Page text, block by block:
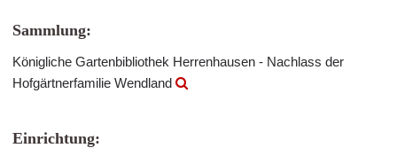
Sammlung:
Königliche Gartenbibliothek Herrenhausen - Nachlass der
Hofgärtnerfamilie Wendland
Einrichtung: